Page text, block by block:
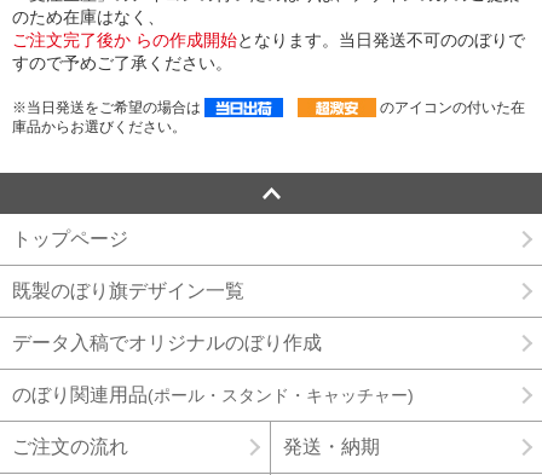
のため在庫はなく、
ご注文完了後か らの作成開始となります。当日発送不可ののぼりで
すので予めご了承ください。
※当日発送をご希望の場合は
のアイコンの付いた在
庫品からお選びください。
トップページ
既製のぼり旗デザイン一覧
データ入稿でオリジナルのぼり作成
のぼり関連用品(ポール・スタンド・キャッチャー)
ご注文の流れ 発送・納期